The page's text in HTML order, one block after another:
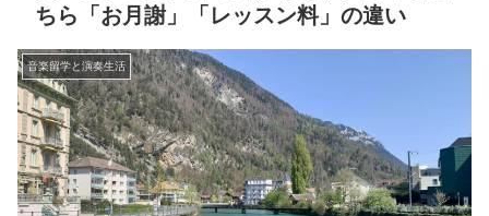
ちら「お月謝」「レッスン料」の違い
音楽留学と演奏生活